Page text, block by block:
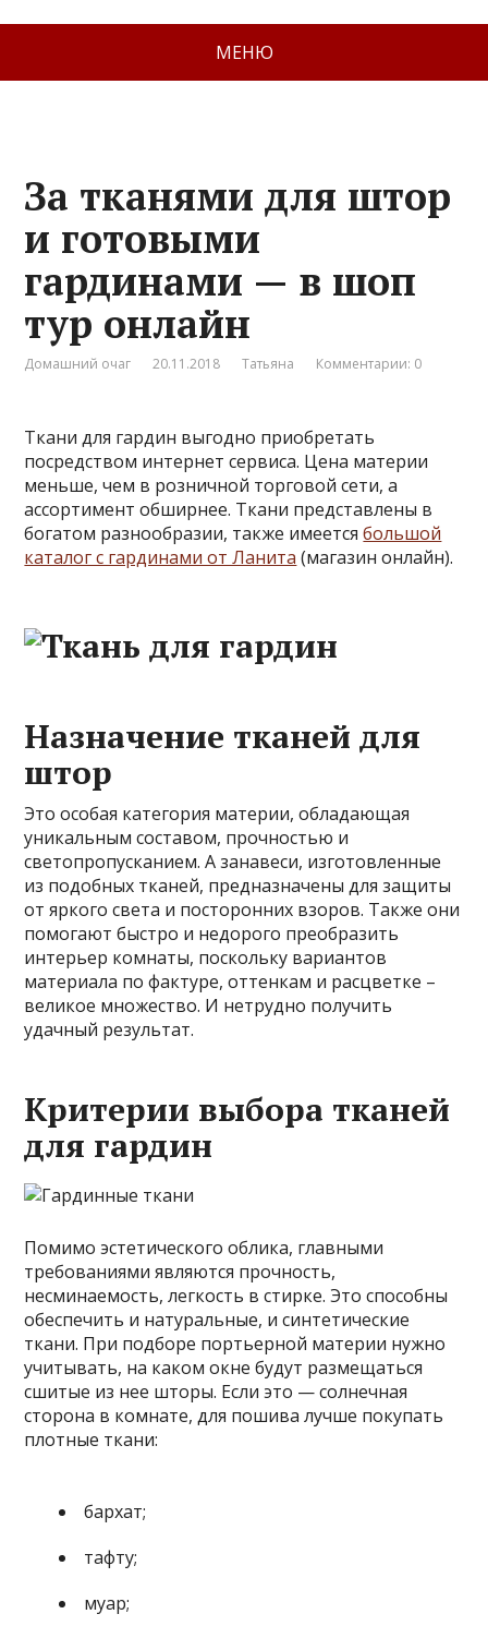
МЕНЮ
За тканями для штор
и готовыми
гардинами — в шоп
тур онлайн
Домашний очаг 20.11.2018 Татьяна Комментарии: 0
Ткани для гардин выгодно приобретать
посредством интернет сервиса. Цена материи
меньше, чем в розничной торговой сети, а
ассортимент обширнее. Ткани представлены в
богатом разнообразии, также имеетсябольшой
каталог с гардинами от Ланита (магазин онлайн).
Назначение тканей для
штор
Это особая категория материи, обладающая
уникальным составом, прочностью и
светопропусканием. А занавеси, изготовленные
из подобных тканей, предназначены для защиты
от яркого света и посторонних взоров. Также они
помогают быстро и недорого преобразить
интерьер комнаты, поскольку вариантов
материала по фактуре, оттенкам и расцветке –
великое множество. И нетрудно получить
удачный результат.
Критерии выбора тканей
для гардин
Помимо эстетического облика, главными
требованиями являются прочность,
несминаемость, легкость в стирке. Это способны
обеспечить и натуральные, и синтетические
ткани. При подборе портьерной материи нужно
учитывать, на каком окне будут размещаться
сшитые из нее шторы. Если это — солнечная
сторона в комнате, для пошива лучше покупать
плотные ткани:
бархат;
тафту;
муар;